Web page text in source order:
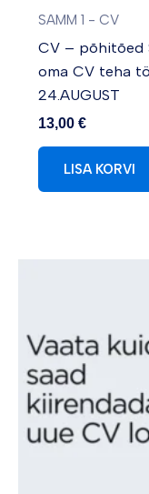
SAMM 1 - CV
CV – põhitõed
oma CV teha
24.AUGUST
13,00 €
LISA KORVI